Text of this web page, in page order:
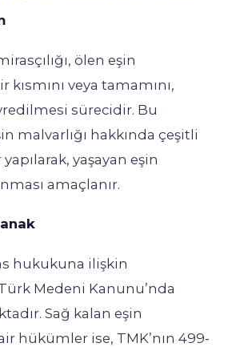
ölen eşin
kısmını veya tamamını,
sürecidir. Bu
malvarlığı hakkında çeşitli
yaşayan eşin
amaçlanır.
hukukuna ilişkin
Medeni Kanunu’nda
Sağ kalan eşin
hükümler ise, TMK’nın 499-